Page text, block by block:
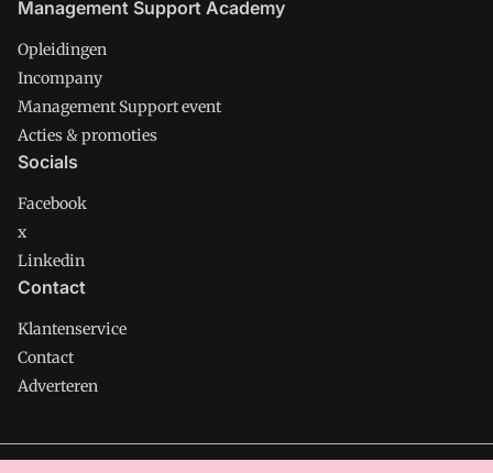
Management Support Academy
Opleidingen
Incompany
Management Support event
Acties & promoties
Socials
Facebook
x
Linkedin
Contact
Klantenservice
Contact
Adverteren